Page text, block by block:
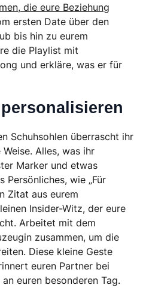
die eure Beziehung
ersten Date über den
bis hin zu eurem
die Playlist mit
und erkläre, was er für
Schuhsohlen überrascht ihr
Alles, was ihr
Marker und etwas
Persönliches, wie „Für
Zitat aus eurem
Insider-Witz, der eure
Arbeitet mit dem
zusammen, um die
Diese kleine Geste
euren Partner bei
euren besonderen Tag.